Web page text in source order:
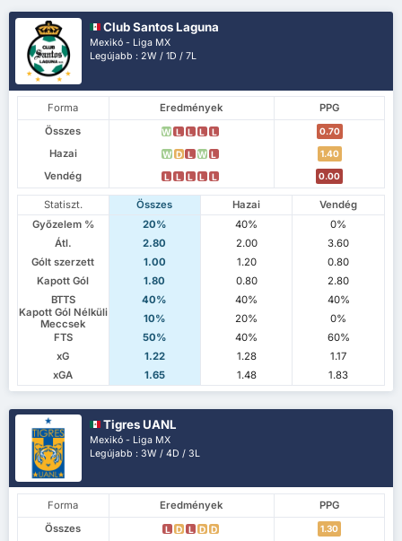
Club Santos Laguna
Mexikó - Liga MX
Legújabb : 2W / 1D / 7L
Forma Eredmények
PPG
Összes
W L L L L 0.70
Hazai W D L W L 1.40
Vendég L L L L L 0.00
Statiszt. Összes Hazai
Vendég
Győzelem %
20% 40%
0%
Átl.
2.80 2.00
3.60
Gólt szerzett
1.00 1.20
0.80
Kapott Gól
1.80 0.80
2.80
BTTS
40% 40%
40%
Kapott Gól Nélküli
Meccsek
10% 20%
0%
FTS
50% 40%
60%
xG
1.22 1.28
1.17
xGA
1.65 1.48 1.83
Tigres UANL
Mexikó - Liga MX
Legújabb : 3W / 4D / 3L
Forma Eredmények
PPG
Összes
L D L D D 1.30